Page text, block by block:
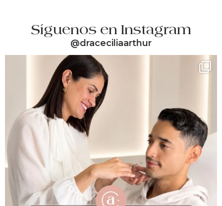
Síguenos en Instagram
@draceciliaarthur